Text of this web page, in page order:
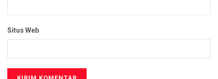
Situs Web